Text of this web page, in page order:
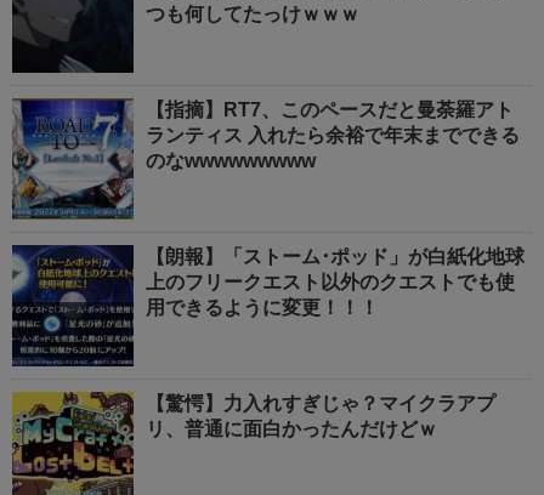
つも何してたっけｗｗｗ
【指摘】RT7、このペースだと曼荼羅アト
ランティス 入れたら余裕で年末までできる
のなwwwwwwwww
【朗報】「ストーム･ポッド」が白紙化地球
上のフリークエスト以外のクエストでも使
用できるように変更！！！
【驚愕】力入れすぎじゃ？マイクラアプ
リ、普通に面白かったんだけどｗ